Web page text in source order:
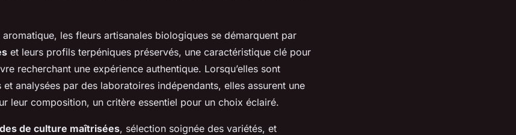
les fleurs artisanales biologiques se démarquent par
et leurs profils terpéniques préservés, une caractéristique clé pour
recherchant une expérience authentique. Lorsqu’elles sont
analysées par des laboratoires indépendants, elles assurent une
leur composition, un critère essentiel pour un choix éclairé.
de culture maîtrisées, sélection soignée des variétés, et